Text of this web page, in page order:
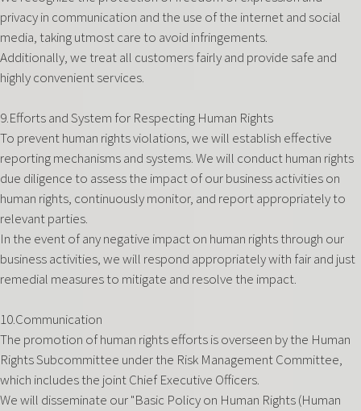
privacy in communication and the use of the internet and social
media, taking utmost care to avoid infringements.
Additionally, we treat all customers fairly and provide safe and
highly convenient services.
9.Efforts and System for Respecting Human Rights
To prevent human rights violations, we will establish effective
reporting mechanisms and systems. We will conduct human rights
due diligence to assess the impact of our business activities on
human rights, continuously monitor, and report appropriately to
relevant parties.
In the event of any negative impact on human rights through our
business activities, we will respond appropriately with fair and just
remedial measures to mitigate and resolve the impact.‍
10.Communication
The promotion of human rights efforts is overseen by the Human
Rights Subcommittee under the Risk Management Committee,
which includes the joint Chief Executive Officers.
We will disseminate our "Basic Policy on Human Rights (Human